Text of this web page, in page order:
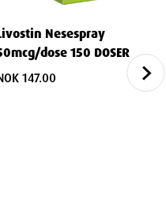
Nesespray
dose 150 DOSER
147.00